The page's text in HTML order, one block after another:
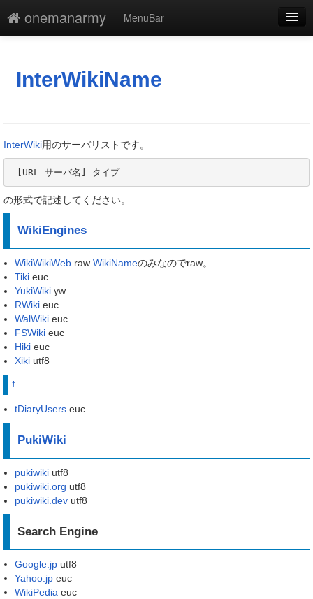
onemanarmy
MenuBar
添付
最終更新
一覧
InterWikiName
InterWiki用のサーバリストです。
[URL サーバ名] タイプ
の形式で記述してください。
WikiEngines
WikiWikiWeb raw WikiNameのみなのでraw。
Tiki euc
YukiWiki yw
RWiki euc
WalWiki euc
FSWiki euc
Hiki euc
Xiki utf8
†
tDiaryUsers euc
PukiWiki
pukiwiki utf8
pukiwiki.org utf8
pukiwiki.dev utf8
Search Engine
Google.jp utf8
Yahoo.jp euc
WikiPedia euc